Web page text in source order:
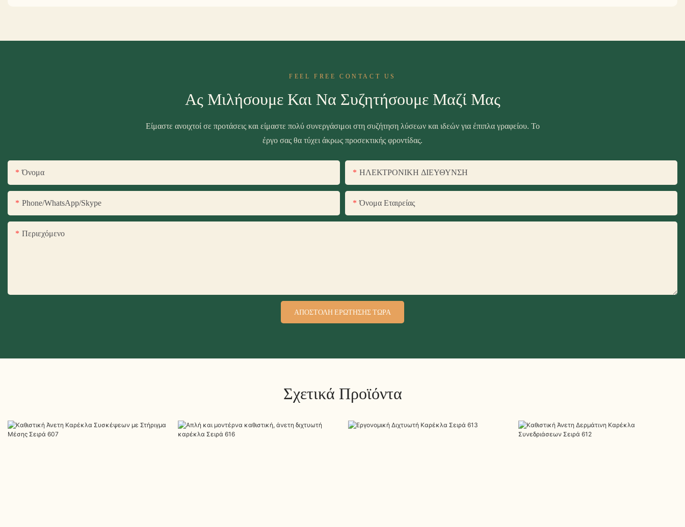
FEEL FREE CONTACT US
Ας Μιλήσουμε Και Να Συζητήσουμε Μαζί Μας
Είμαστε ανοιχτοί σε προτάσεις και είμαστε πολύ συνεργάσιμοι στη συζήτηση λύσεων και ιδεών για έπιπλα γραφείου. Το
έργο σας θα τύχει άκρως προσεκτικής φροντίδας.
Όνομα ΗΛΕΚΤΡΟΝΙΚΗ ΔΙΕΥΘΥΝΣΗ
Phone/WhatsApp/Skype Όνομα Εταιρείας
Περιεχόμενο
ΑΠΟΣΤΟΛΉ ΕΡΏΤΗΣΗΣ ΤΏΡΑ
Σχετικά Προϊόντα